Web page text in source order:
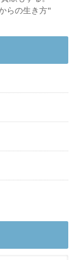
らの生き方"